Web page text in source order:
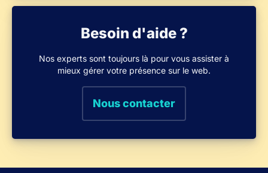
Besoin d'aide ?
Nos experts sont toujours là pour vous assister à
mieux gérer votre présence sur le web.
Nous contacter